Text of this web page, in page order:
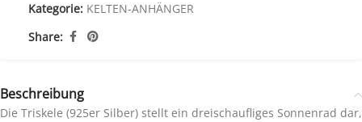
Kategorie: KELTEN-ANHÄNGER
Share:
Beschreibung
Die Triskele (925er Silber) stellt ein dreischaufliges Sonnenrad dar,